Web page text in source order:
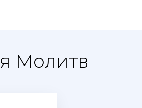
Молитв